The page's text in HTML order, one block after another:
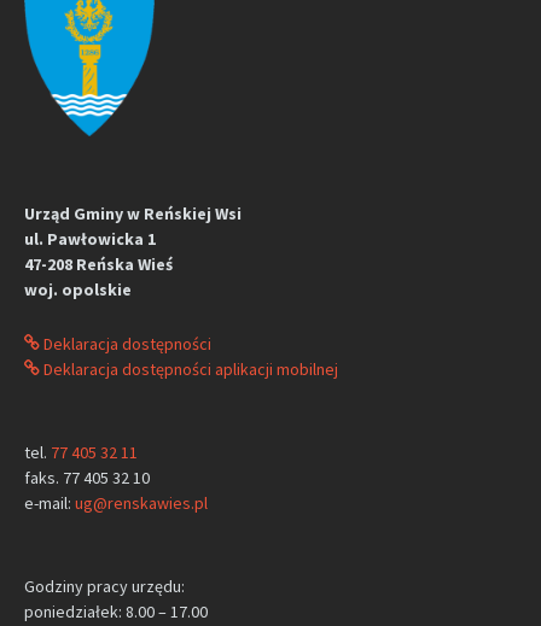
Urząd Gminy w Reńskiej Wsi
ul. Pawłowicka 1
47-208 Reńska Wieś
woj. opolskie
Deklaracja dostępności
Deklaracja dostępności aplikacji mobilnej
tel. 77 405 32 11
faks. 77 405 32 10
e-mail: ug@renskawies.pl
Godziny pracy urzędu:
poniedziałek: 8.00 – 17.00